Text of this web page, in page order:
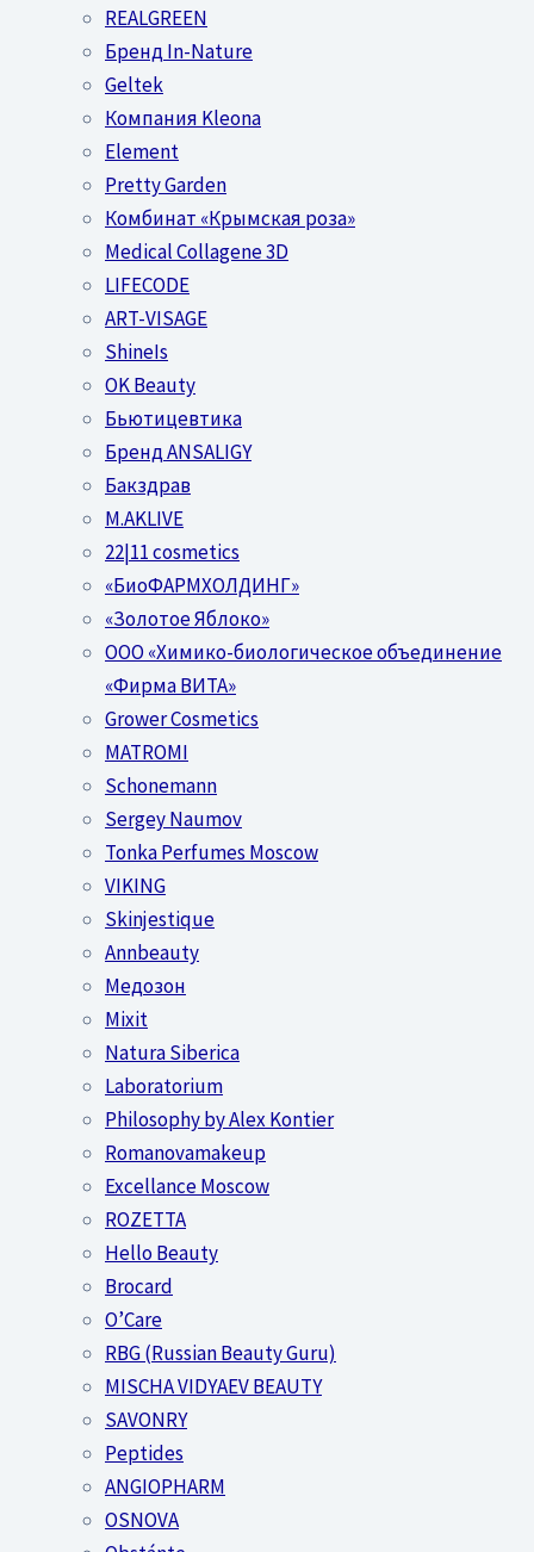
REALGREEN
Бренд In-Nature
Geltek
Компания Kleona
Element
Pretty Garden
Комбинат «Крымская роза»
Medical Collagene 3D
LIFECODE
ART-VISAGE
ShineIs
OK Beauty
Бьютицевтика
Бренд ANSALIGY
Бакздрав
M.AKLIVE
22|11 cosmetics
«БиоФАРМХОЛДИНГ»
«Золотое Яблоко»
OOO «Химико-биологическое объединение
«Фирма ВИТА»
Grower Cosmetics
MATROMI
Schonemann
Sergey Naumov
Tonka Perfumes Moscow
VIKING
Skinjestique
Annbeauty
Медозон
Mixit
Natura Siberica
Laboratorium
Philosophy by Alex Kontier
Romanovamakeup
Excellance Moscow
ROZETTA
Hello Beauty
Brocard
O’Care
RBG (Russian Beauty Guru)
MISCHA VIDYAEV BEAUTY
SAVONRY
Peptides
ANGIOPHARM
OSNOVA